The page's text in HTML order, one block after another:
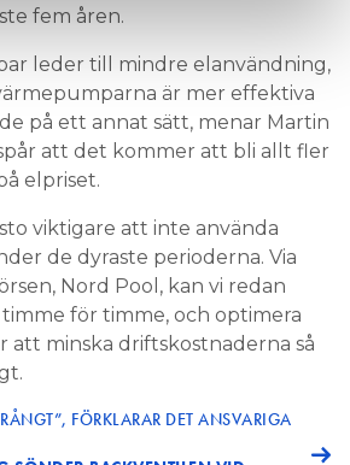
fem åren.
leder till mindre elanvändning,
är mer effektiva
på ett annat sätt, menar Martin
att det kommer att bli allt fler
elpriset.
viktigare att inte använda
de dyraste perioderna. Via
Nord Pool, kan vi redan
för timme, och optimera
att minska driftskostnaderna så
FÖRKLARAR DET ANSVARIGA